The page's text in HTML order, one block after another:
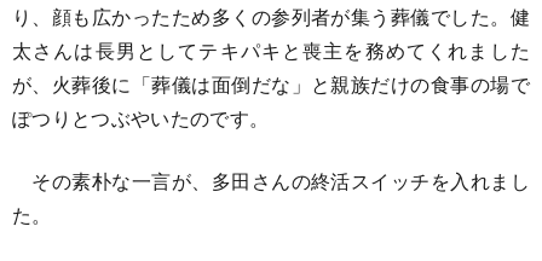
り、顔も広かったため多くの参列者が集う葬儀でした。健
太さんは長男としてテキパキと喪主を務めてくれました
が、火葬後に「葬儀は面倒だな」と親族だけの食事の場で
ぽつりとつぶやいたのです。
その素朴な一言が、多田さんの終活スイッチを入れまし
た。